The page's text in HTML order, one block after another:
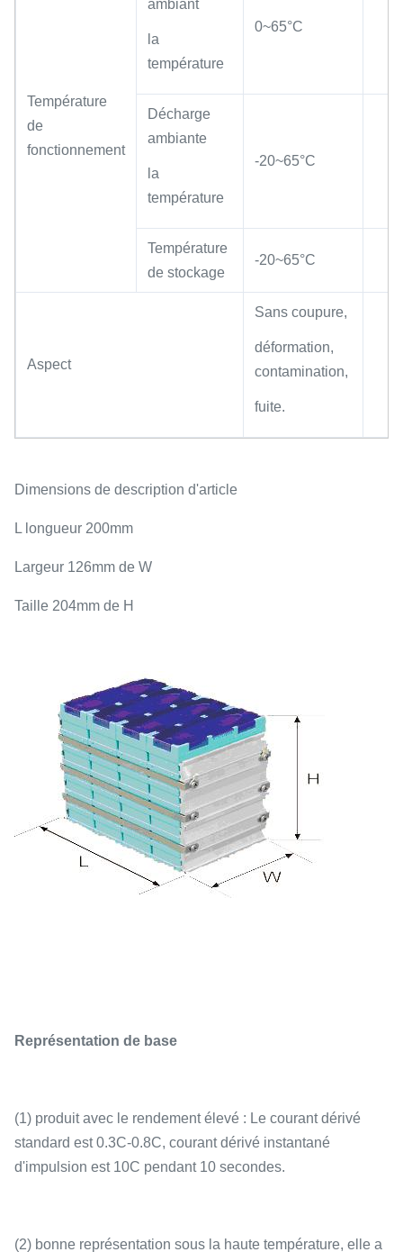
Température
de
fonctionnement
ambiant
la
température
0~65°C
Décharge
ambiante
la
température
-20~65°C
Température
de stockage
-20~65°C
Aspect
Sans coupure,
déformation,
contamination,
fuite.
Dimensions de description d'article
L longueur 200mm
Largeur 126mm de W
Taille 204mm de H
Représentation de base
(1) produit avec le rendement élevé : Le courant dérivé
standard est 0.3C-0.8C, courant dérivé instantané
d'impulsion est 10C pendant 10 secondes.
(2) bonne représentation sous la haute température, elle a